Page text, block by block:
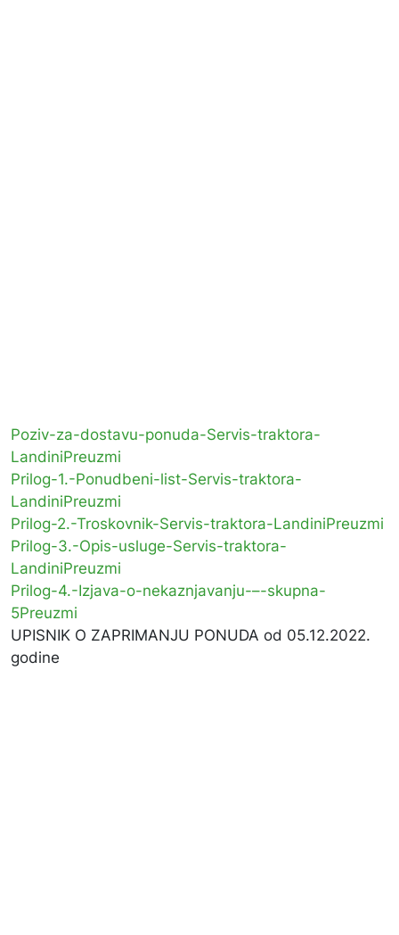
Poziv-za-dostavu-ponuda-Servis-traktora-
LandiniPreuzmi
Prilog-1.-Ponudbeni-list-Servis-traktora-
LandiniPreuzmi
Prilog-2.-Troskovnik-Servis-traktora-LandiniPreuzmi
Prilog-3.-Opis-usluge-Servis-traktora-
LandiniPreuzmi
Prilog-4.-Izjava-o-nekaznjavanju-–-skupna-
5Preuzmi
UPISNIK O ZAPRIMANJU PONUDA od 05.12.2022.
godine